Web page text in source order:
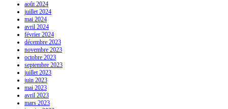
août 2024
juillet 2024
mai 2024
avril 2024
février 2024
décembre 2023
novembre 2023
octobre 2023
septembre 2023
juillet 2023
juin 2023
mai 2023
avril 2023
mars 2023